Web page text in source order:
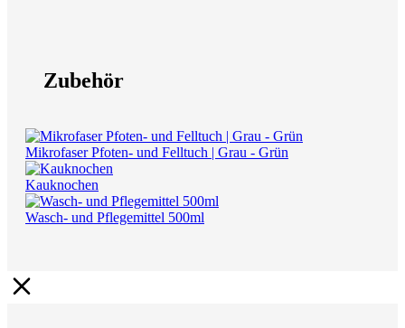
Zubehör
Mikrofaser Pfoten- und Felltuch | Grau - Grün
Kauknochen
Wasch- und Pflegemittel 500ml